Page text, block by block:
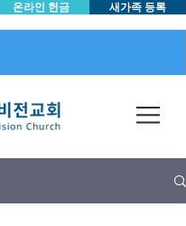
온라인 헌금 새가족 등록